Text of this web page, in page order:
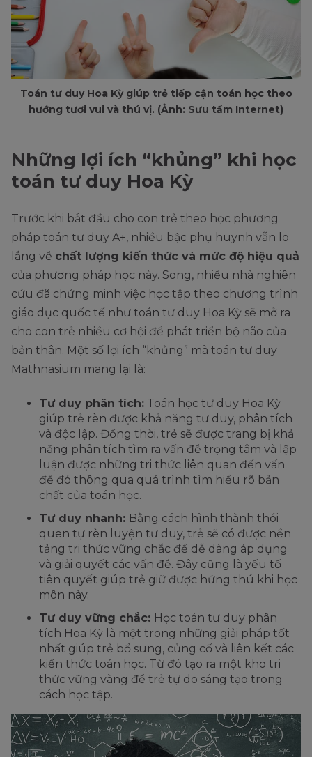
Toán tư duy Hoa Kỳ giúp trẻ tiếp cận toán học theo
hướng tươi vui và thú vị. (Ảnh: Sưu tầm Internet)
Những lợi ích “khủng” khi học
toán tư duy Hoa Kỳ
Trước khi bắt đầu cho con trẻ theo học phương
pháp toán tư duy A+, nhiều bậc phụ huynh vẫn lo
lắng về chất lượng kiến thức và mức độ hiệu quả
của phương pháp học này. Song, nhiều nhà nghiên
cứu đã chứng minh việc học tập theo chương trình
giáo dục quốc tế như toán tư duy Hoa Kỳ sẽ mở ra
cho con trẻ nhiều cơ hội để phát triển bộ não của
bản thân. Một số lợi ích “khủng” mà toán tư duy
Mathnasium mang lại là:
Tư duy phân tích: Toán học tư duy Hoa Kỳ
giúp trẻ rèn được khả năng tư duy, phân tích
và độc lập. Đồng thời, trẻ sẽ được trang bị khả
năng phân tích tìm ra vấn đề trọng tâm và lập
luận được những tri thức liên quan đến vấn
đề đó thông qua quá trình tìm hiểu rõ bản
chất của toán học.
Tư duy nhanh: Bằng cách hình thành thói
quen tự rèn luyện tư duy, trẻ sẽ có được nền
tảng tri thức vững chắc để dễ dàng áp dụng
và giải quyết các vấn đề. Đây cũng là yếu tố
tiên quyết giúp trẻ giữ được hứng thú khi học
môn này.
Tư duy vững chắc: Học toán tư duy phân
tích Hoa Kỳ là một trong những giải pháp tốt
nhất giúp trẻ bổ sung, củng cố và liên kết các
kiến thức toán học. Từ đó tạo ra một kho tri
thức vững vàng để trẻ tự do sáng tạo trong
cách học tập.